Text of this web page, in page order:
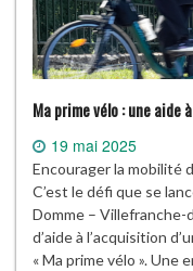
Ma prime vélo : une aide
19 mai 2025
Encourager la mobilité
C’est le défi que se
Domme –
d’aide à l’acquisition
« Ma prime vélo ».